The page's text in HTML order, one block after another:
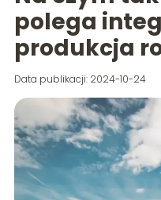
polega
produkcja
Data publikacji: 2024-10-24